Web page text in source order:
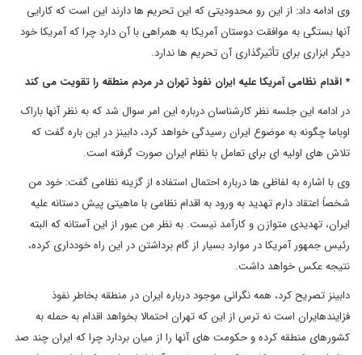
وی ادامه داد: از این رو محدودیتی که این تحریم ها دارند این است که کارایی
آنها بستگی به موافقت دوستان آمریکا به همراهی با آن دارد چرا که آمریکا خود
دیگر ابزاری برای تأثیرگذاری آن تحریم ها ندارد.
* اقدام نظامی آمریکا علیه ایران نفوذ تهران در مردم منطقه را تقویت می کند
در ادامه این جلسه نظر کارشناسان درباره این امر سوال شد که به نظر آنها باراک
اوباما چگونه به موضوع ایران رسیدگی خواهد کرد، دابینز در این باره گفت که
تلاش های اولیه ای برای تعامل با نظام ایران صورت گرفته است.
وی با اشاره به لفاظی ها درباره احتمال استفاده از گزینه نظامی گفت: خود من
شخصاً اعتقاد دارم تهدید به ورود به اقدام نظامی با ماهیتی پیش دستانه علیه
ایران، تهدیدی متوازن و کارآمد نیست. به نظر من عبور از این آستانه که البته
رئیس جمهور آمریکا در موارد بسیار از گام برداشتن در این راه خودداری کرده،
نتیجه عکس خواهد داشت.
دابینز تصریح کرد، همه نگرانی موجود درباره ایران در منطقه بخاطر نفوذ
فزایندهایران است نه ترس از این که تهران احتمالا بخواهد اقدام به حمله به
کشورهای منطقه کرده و حکومت های آنها را از میان بردارد چرا که ایران چند صد